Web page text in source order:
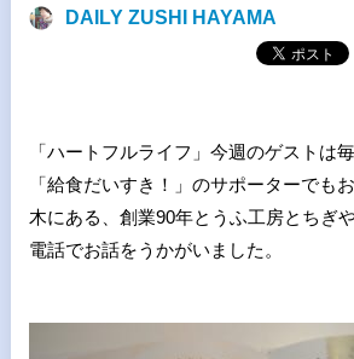
DAILY ZUSHI HAYAMA
「ハートフルライフ」今週のゲストは
「給食だいすき！」のサポーターでも
木にある、創業90年とうふ工房とちぎ
電話でお話をうかがいました。